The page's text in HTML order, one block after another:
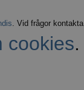
. Vid frågor
cookies.